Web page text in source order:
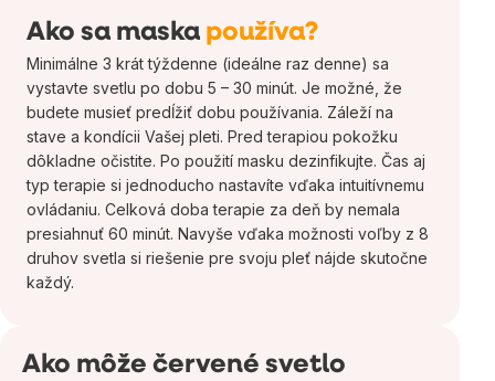
Ako sa maska používa?
Minimálne 3 krát týždenne (ideálne raz denne) sa
vystavte svetlu po dobu 5 – 30 minút. Je možné, že
budete musieť predĺžiť dobu používania. Záleží na
stave a kondícii Vašej pleti. Pred terapiou pokožku
dôkladne očistite. Po použití masku dezinfikujte. Čas aj
typ terapie si jednoducho nastavíte vďaka intuitívnemu
ovládaniu. Celková doba terapie za deň by nemala
presiahnuť 60 minút. Navyše vďaka možnosti voľby z 8
druhov svetla si riešenie pre svoju pleť nájde skutočne
každý.
Ako môže červené svetlo